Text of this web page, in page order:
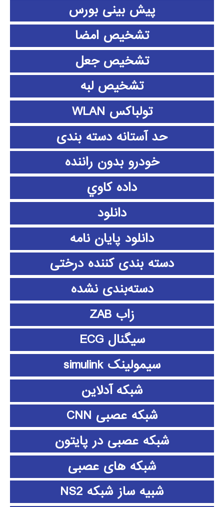
پیش بینی بورس
تشخیص امضا
تشخیص جعل
تشخیص لبه
تولباکس WLAN
حد آستانه دسته بندی
خودرو بدون راننده
داده كاوي
دانلود
دانلود پايان نامه
دسته بندی کننده درختی
دسته‌بندی نشده
زاب ZAB
سیگنال ECG
سیمولینک simulink
شبکه آدلاین
شبکه عصبی CNN
شبکه عصبی در پایتون
شبکه های عصبی
شبیه ساز شبکه NS2